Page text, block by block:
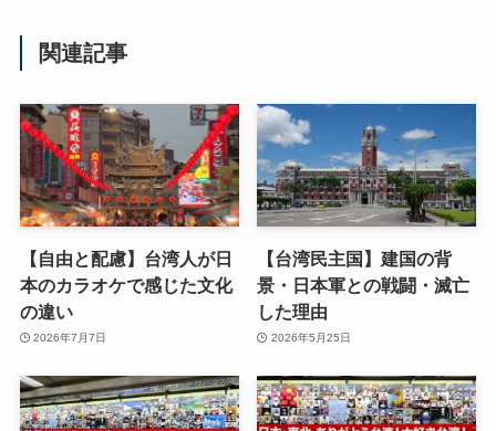
関連記事
【自由と配慮】台湾人が日
本のカラオケで感じた文化
の違い
2026年7月7日
【台湾民主国】建国の背
景・日本軍との戦闘・滅亡
した理由
2026年5月25日